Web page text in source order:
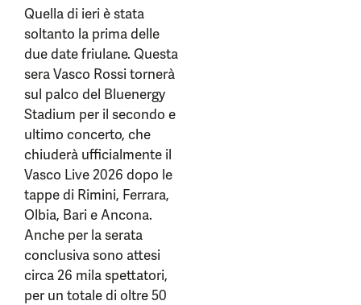
Quella di ieri è stata
soltanto la prima delle
due date friulane. Questa
sera Vasco Rossi tornerà
sul palco del Bluenergy
Stadium per il secondo e
ultimo concerto, che
chiuderà ufficialmente il
Vasco Live 2026 dopo le
tappe di Rimini, Ferrara,
Olbia, Bari e Ancona.
Anche per la serata
conclusiva sono attesi
circa 26 mila spettatori,
per un totale di oltre 50